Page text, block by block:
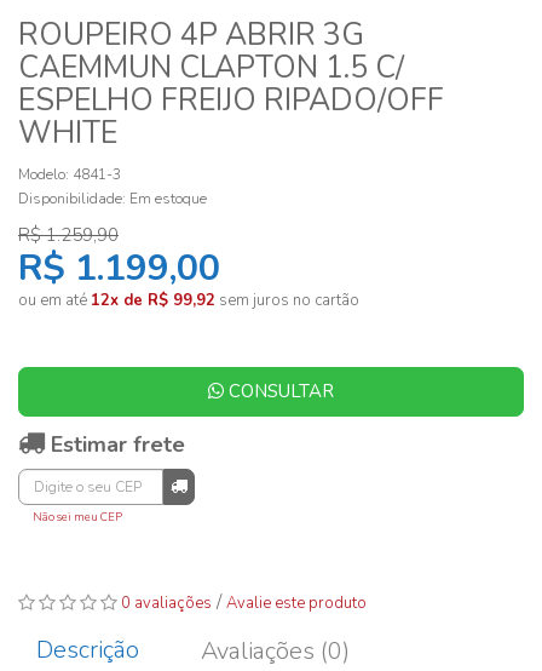
ROUPEIRO 4P ABRIR 3G
CAEMMUN CLAPTON 1.5 C/
ESPELHO FREIJO RIPADO/OFF
WHITE
Modelo: 4841-3
Disponibilidade: Em estoque
R$ 1.259,90
R$ 1.199,00
ou em até 12x de R$ 99,92 sem juros no cartão
CONSULTAR
Estimar frete
Não sei meu CEP
0 avaliações /Avalie este produto
Descrição Avaliações (0)